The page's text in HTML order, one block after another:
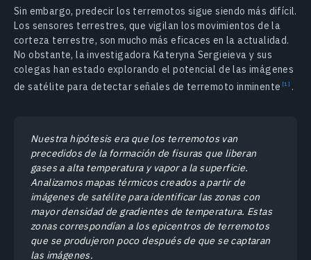
Sin embargo, predecir los terremotos sigue siendo más difícil.
Los sensores terrestres, que vigilan los movimientos de la
corteza terrestre, son mucho más eficaces en la actualidad.
No obstante, la investigadora Kateryna Sergieieva y sus
colegas han estado explorando el potencial de las imágenes
de satélite para detectar señales de terremoto inminente .
Nuestra hipótesis era que los terremotos van
precedidos de la formación de fisuras que liberan
gases a alta temperatura y vapor a la superficie.
Analizamos mapas térmicos creados a partir de
imágenes de satélite para identificar las zonas con
mayor densidad de gradientes de temperatura. Estas
zonas correspondían a los epicentros de terremotos
que se produjeron poco después de que se captaran
las imágenes.